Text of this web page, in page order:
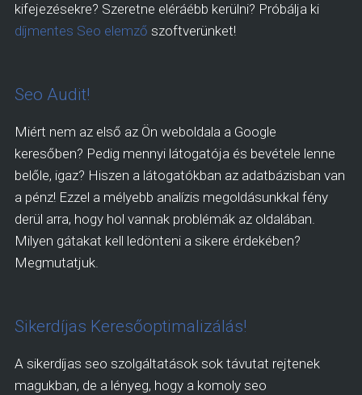
kifejezésekre? Szeretne eléráébb kerülni? Próbálja ki
díjmentes Seo elemző szoftverünket!
Seo Audit!
Miért nem az első az Ön weboldala a Google
keresőben? Pedig mennyi látogatója és bevétele lenne
belőle, igaz? Hiszen a látogatókban az adatbázisban van
a pénz! Ezzel a mélyebb analízis megoldásunkkal fény
derül arra, hogy hol vannak problémák az oldalában.
Milyen gátakat kell ledönteni a sikere érdekében?
Megmutatjuk.
Sikerdíjas Keresőoptimalizálás!
A sikerdíjas seo szolgáltatások sok távutat rejtenek
magukban, de a lényeg, hogy a komoly seo